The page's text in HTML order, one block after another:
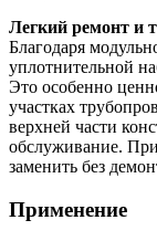
Легкий ремонт и
Благодаря
уплотнительной
Это особенно
участках
верхней части
обслуживание.
заменить без
Применение